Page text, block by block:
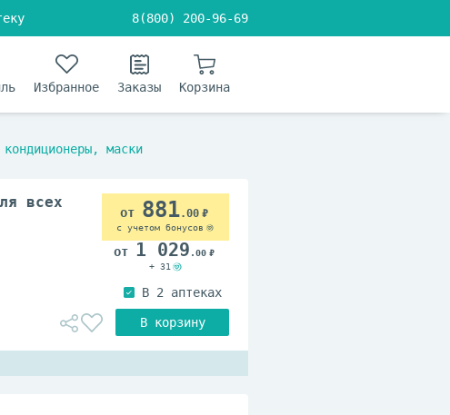
8(800) 200-96-69
Избранное Заказы Корзина
маски
всех
881.00
с учетом бонусов
1 029 .00
+ 31